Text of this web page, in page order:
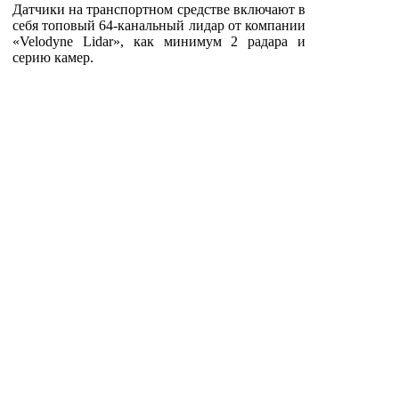
Датчики на транспортном средстве включают в
себя топовый 64-канальный лидар от компании
«Velodyne Lidar», как минимум 2 радара и
серию камер.